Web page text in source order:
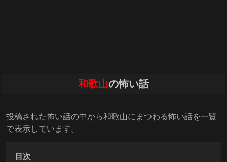
和歌山の怖い話
投稿された怖い話の中から和歌山にまつわる怖い話を一覧
で表示しています。
目次